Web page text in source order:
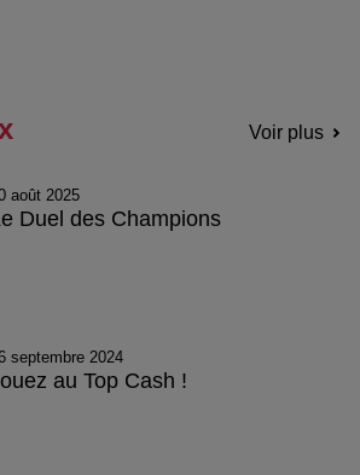
Voir plus
août 2025
Duel des Champions
septembre 2024
au Top Cash !